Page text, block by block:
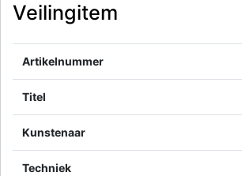
Veilingitem
Artikelnummer
Titel
Kunstenaar
Techniek